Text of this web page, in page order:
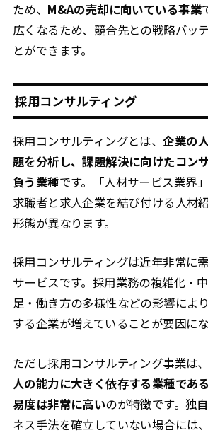
ため、 M&Aの売却に向いている事業
広くなるため、競合先との戦略バッ
とができます。
採用コンサルティング
採用コンサルティングとは、企業の
題を分析し、課題解決に向けたコン
負う業種です。「人材サービス業界
求職者と求人企業を結び付ける人材
形態が異なります。
採用コンサルティングは近年非常に
サービスです。採用業務の複雑化・
足・働き方の多様性などの影響によ
する企業が増えていることが要因にな
ただし採用コンサルティング事業は、
人の能力に大きく依存する業種であ
易度は非常に高いのが特徴です。独
ネス手法を確立していない場合には